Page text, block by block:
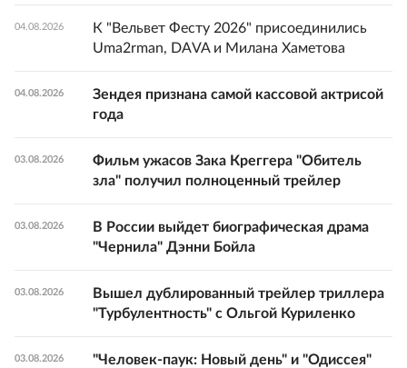
04.08.2026
К "Вельвет Фесту 2026" присоединились
Uma2rman, DAVA и Милана Хаметова
04.08.2026
Зендея признана самой кассовой актрисой
года
03.08.2026
Фильм ужасов Зака Креггера "Обитель
зла" получил полноценный трейлер
03.08.2026
В России выйдет биографическая драма
"Чернила" Дэнни Бойла
03.08.2026
Вышел дублированный трейлер триллера
"Турбулентность" с Ольгой Куриленко
03.08.2026
"Человек-паук: Новый день" и "Одиссея"